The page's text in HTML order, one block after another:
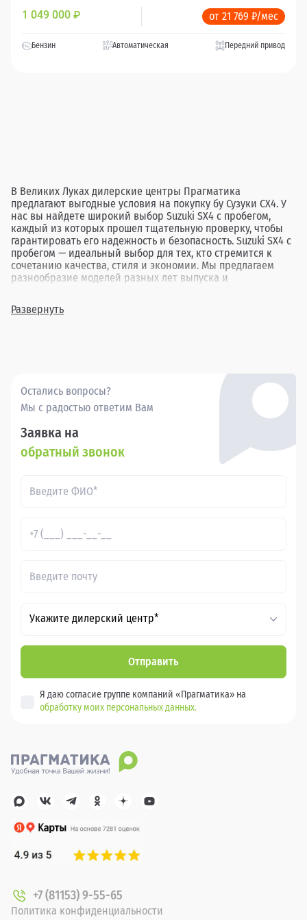
1 049 000 ₽ от 21 769 ₽/мес
Бензин Автоматическая Передний привод
В Великих Луках дилерские центры Прагматика
предлагают выгодные условия на покупку бу Сузуки СХ4. У
нас вы найдете широкий выбор Suzuki SX4 с пробегом,
каждый из которых прошел тщательную проверку, чтобы
гарантировать его надежность и безопасность. Suzuki SX4 с
пробегом — идеальный выбор для тех, кто стремится к
сочетанию качества, стиля и экономии. Мы предлагаем
разнообразие моделей разных лет выпуска и
под любые потребности. Покупая бу Сузуки СХ4 в Великих
Луках через Прагматика, вы получаете надежный
Развернуть
Остались вопросы?
Мы с радостью ответим Вам
Заявка на
обратный звонок
Укажите дилерский центр*
Отправить
Я даю согласие группе компаний «Прагматика» на
обработку моих персональных данных.
+7 (81153) 9-55-65
Политика конфиденциальности